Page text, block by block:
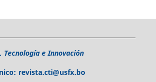
Tecnología e Innovación
revista.cti@usfx.bo